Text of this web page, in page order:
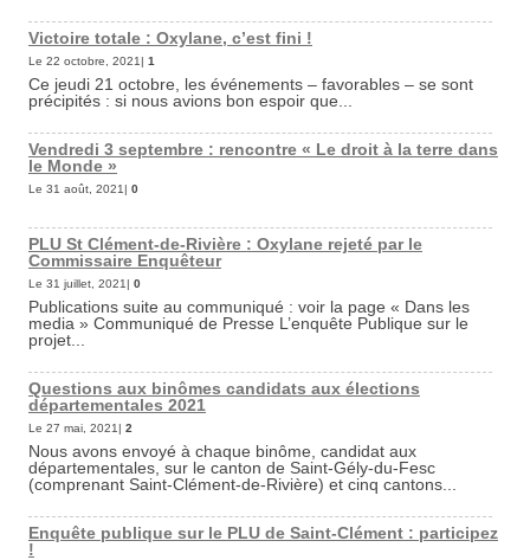
Victoire totale : Oxylane, c’est fini !
Le 22 octobre, 2021| 1
Ce jeudi 21 octobre, les événements – favorables – se sont
précipités : si nous avions bon espoir que...
Vendredi 3 septembre : rencontre « Le droit à la terre dans
le Monde »
Le 31 août, 2021| 0
PLU St Clément-de-Rivière : Oxylane rejeté par le
Commissaire Enquêteur
Le 31 juillet, 2021| 0
Publications suite au communiqué : voir la page « Dans les
media » Communiqué de Presse L’enquête Publique sur le
projet...
Questions aux binômes candidats aux élections
départementales 2021
Le 27 mai, 2021| 2
Nous avons envoyé à chaque binôme, candidat aux
départementales, sur le canton de Saint-Gély-du-Fesc
(comprenant Saint-Clément-de-Rivière) et cinq cantons...
Enquête publique sur le PLU de Saint-Clément : participez
!